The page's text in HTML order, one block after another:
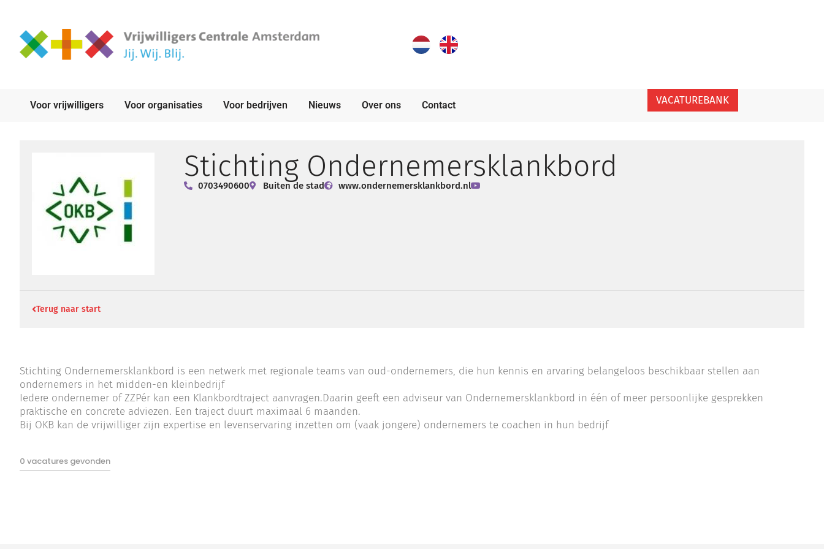
Voor vrijwilligers Voor organisaties Voor bedrijven Nieuws Over ons Contact VACATUREBANK
Stichting Ondernemersklankbord
0703490600 Buiten de stad www.ondernemersklankbord.nl
Terug naar start
Stichting Ondernemersklankbord is een netwerk met regionale teams van oud-ondernemers, die hun kennis en arvaring belangeloos beschikbaar stellen aan
ondernemers in het midden-en kleinbedrijf
Iedere ondernemer of ZZPér kan een Klankbordtraject aanvragen.Daarin geeft een adviseur van Ondernemersklankbord in één of meer persoonlijke gesprekken
praktische en concrete adviezen. Een traject duurt maximaal 6 maanden.
Bij OKB kan de vrijwilliger zijn expertise en levenservaring inzetten om (vaak jongere) ondernemers te coachen in hun bedrijf
0 vacatures gevonden